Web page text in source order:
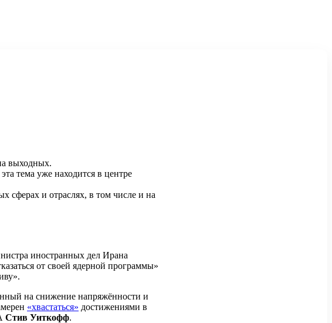
выходных.
тема уже находится в центре
сферах и отраслях, в том числе и на
иностранных дел Ирана
от своей ядерной программы»
на снижение напряжённости и
«хвастаться» достижениями в
Стив Уиткофф.